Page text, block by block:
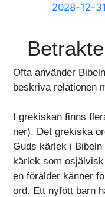
2028-12-31
Ofta använder
beskriva relationen
I grekiskan finns
ner). Det grekiska
Guds kärlek i
kärlek som
en förälder känner
ord. Ett nyfött barn